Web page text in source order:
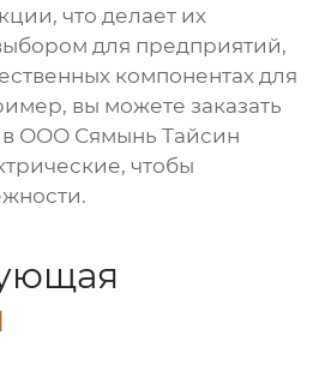
что делает их
для предприятий,
компонентах для
вы можетезаказать
в ООО Сямынь Тайсин
чтобы